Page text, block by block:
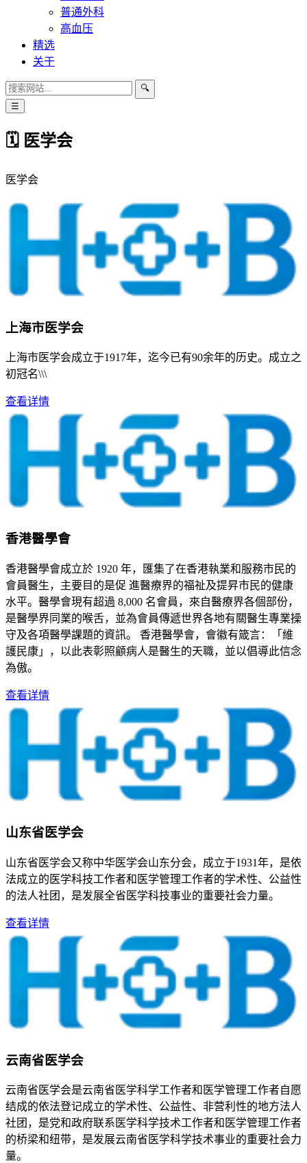
普通外科
高血压
精选
关于
🔍
☰
🗓 医学会
医学会
上海市医学会
上海市医学会成立于1917年，迄今已有90余年的历史。成立之
初冠名\\\
查看详情
香港醫學會
香港醫學會成立於 1920 年，匯集了在香港執業和服務市民的
會員醫生，主要目的是促 進醫療界的福祉及提昇市民的健康
水平。醫學會現有超過 8,000 名會員，來自醫療界各個部份，
是醫學界同業的喉舌，並為會員傳遞世界各地有關醫生專業操
守及各項醫學課題的資訊。 香港醫學會，會徽有箴言：「維
護民康」，以此表彰照顧病人是醫生的天職，並以倡導此信念
為傲。
查看详情
山东省医学会
山东省医学会又称中华医学会山东分会，成立于1931年，是依
法成立的医学科技工作者和医学管理工作者的学术性、公益性
的法人社团，是发展全省医学科技事业的重要社会力量。
查看详情
云南省医学会
云南省医学会是云南省医学科学工作者和医学管理工作者自愿
结成的依法登记成立的学术性、公益性、非营利性的地方法人
社团，是党和政府联系医学科学技术工作者和医学管理工作者
的桥梁和纽带，是发展云南省医学科学技术事业的重要社会力
量。